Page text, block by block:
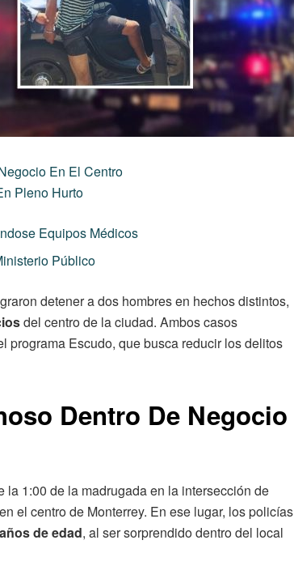
En El Centro
Pleno Hurto
Equipos Médicos
Público
detener a dos hombres en hechos distintos,
del centro de la ciudad. Ambos casos
programa Escudo, que busca reducir los delitos
Dentro De Negocio
1:00 de la madrugada en la intersección de
el centro de Monterrey. En ese lugar, los policías
de edad, al ser sorprendido dentro del local